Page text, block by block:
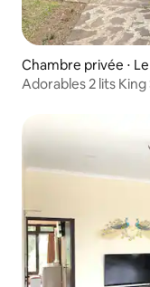
Chambre privée ⋅
Adorables 2 lits